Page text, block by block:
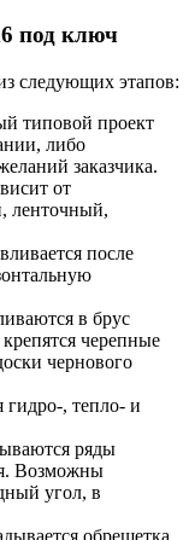
под ключ
следующих этапов:
типовой проект
либо
заказчика.
от
ленточный,
после
в брус
черепные
чернового
гидро-, тепло- и
ряды
Возможны
угол, в
обрешетка,